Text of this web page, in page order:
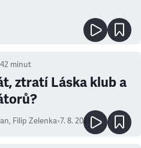
42 minut
ztratí Láska klub a
, Filip Zelenka•7. 8. 2026